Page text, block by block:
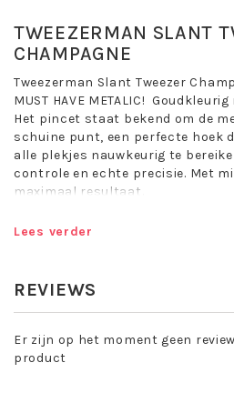
TWEEZERMAN SLANT
CHAMPAGNE
Tweezerman Slant Tweezer
MUST HAVE METALIC!
Het pincet staat bekend om de
schuine punt, een perfecte hoek
alle plekjes nauwkeurig te
controle en echte precisie. Met
maximaal resultaat.
wereld
het Tweezerman Pincet
haartjes
pincetten en een gratis
Lees verder
REVIEWS
Er zijn op het moment geen
product